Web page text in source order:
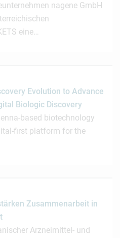
nagene GmbH
eine…
Evolution to Advance
Biologic Discovery
based biotechnology
first platform for the
Zusammenarbeit in
Arzneimittel- und